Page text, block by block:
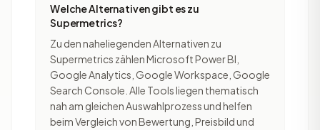
Welche Alternativen gibt es zu
Supermetrics?
Zu den naheliegenden Alternativen zu
Supermetrics zählen Microsoft Power BI,
Google Analytics, Google Workspace, Google
Search Console. Alle Tools liegen thematisch
nah am gleichen Auswahlprozess und helfen
beim Vergleich von Bewertung, Preisbild und